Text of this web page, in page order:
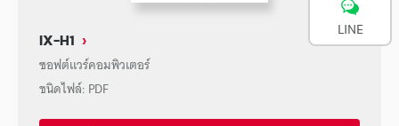
IX-H1
ซอฟต์แวร์คอมพิวเตอร์
ชนิดไฟล์: PDF
LINE